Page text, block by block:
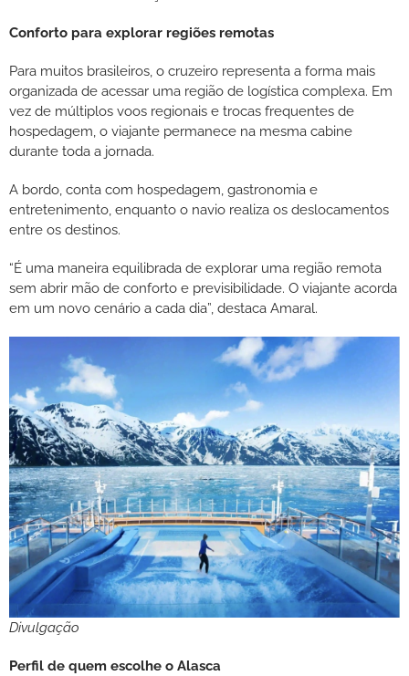
Conforto para explorar regiões remotas
Para muitos brasileiros, o cruzeiro representa a forma mais
organizada de acessar uma região de logística complexa. Em
vez de múltiplos voos regionais e trocas frequentes de
hospedagem, o viajante permanece na mesma cabine
durante toda a jornada.
A bordo, conta com hospedagem, gastronomia e
entretenimento, enquanto o navio realiza os deslocamentos
entre os destinos.
“É uma maneira equilibrada de explorar uma região remota
sem abrir mão de conforto e previsibilidade. O viajante acorda
em um novo cenário a cada dia”, destaca Amaral.
Divulgação
Perfil de quem escolhe o Alasca